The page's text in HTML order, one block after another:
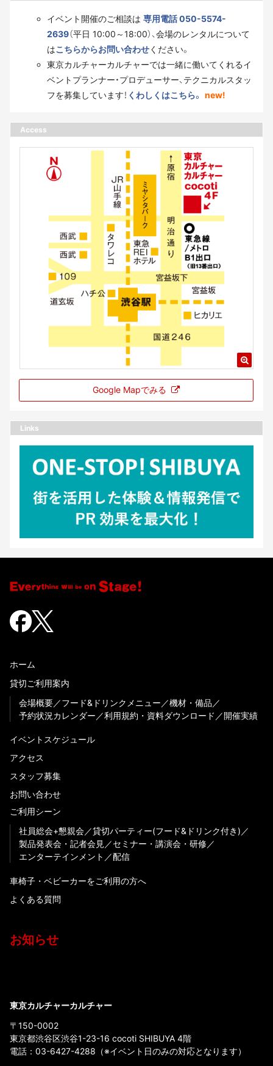
イベント開催のご相談は 専用電話 050-5574-
2639（平日 10:00～18:00）、会場のレンタルについて
はこちらからお問い合わせください。
東京カルチャーカルチャーでは一緒に働いてくれるイ
ベントプランナー・プロデューサー、テクニカルスタッ
フを募集しています！ くわしくはこちら。 new!
Access
Google Mapでみる
Links
ホーム
貸切ご利用案内
会場概要
フード&ドリンクメニュー
機材・備品
予約状況カレンダー
利用規約・資料ダウンロード 開催実績
イベントスケジュール
アクセス
スタッフ募集
お問い合わせ
ご利用シーン
社員総会+懇親会
貸切パーティー(フード&ドリンク付き)
製品発表会・記者会見
セミナー・講演会・研修
エンターテインメント
配信
車椅子・ベビーカーをご利用の方へ
よくある質問
お知らせ
東京カルチャーカルチャー
〒150-0002
東京都渋谷区渋谷1-23-16 cocoti SHIBUYA 4階
電話： 03-6427-4288 （※イベント日のみの対応となります）